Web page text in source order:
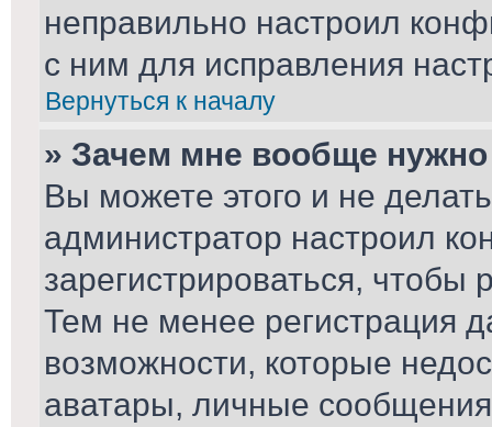
неправильно настроил
с ним для исправления
Вернуться к началу
» Зачем мне вообще нужно
Вы можете этого и не
администратор настроил
зарегистрироваться,
Тем не менее регистрация
возможности, которые
аватары, личные